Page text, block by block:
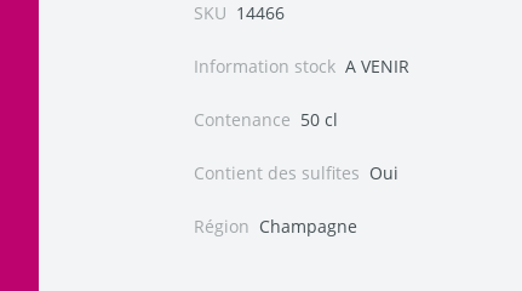
SKU 14466
Information stock A VENIR
Contenance 50 cl
Contient des sulfites Oui
Région Champagne